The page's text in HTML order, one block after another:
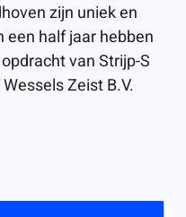
zijn uniek en
een half jaar hebben
van Strijp-S
Zeist B.V.